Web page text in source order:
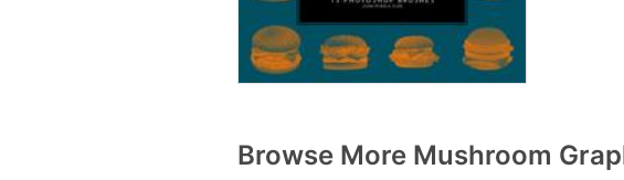
Browse More Mushroom